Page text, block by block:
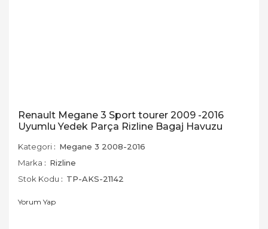
Renault Megane 3 Sport tourer 2009 -2016
Uyumlu Yedek Parça Rizline Bagaj Havuzu
Kategori
Megane 3 2008-2016
Marka
Rizline
Stok Kodu
TP-AKS-21142
Yorum Yap